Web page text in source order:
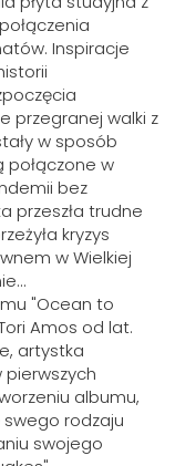
Inspiracje
przegranej walki z
w sposób
połączone w
bez
przeszła trudne
kryzys
w Wielkiej
"Ocean to
Amos od lat.
artystka
albumu,
swego rodzaju
swojego